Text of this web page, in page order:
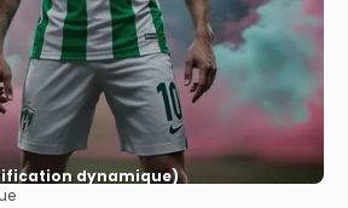
dynamique)